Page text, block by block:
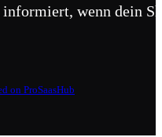
wenn dein
on ProSaasHub